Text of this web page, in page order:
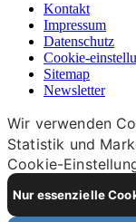
Kontakt
Impressum
Datenschutz
Cookie-
Sitemap
Newsletter
Wir verwenden
Statistik und
Cookie-
Nur essenzielle